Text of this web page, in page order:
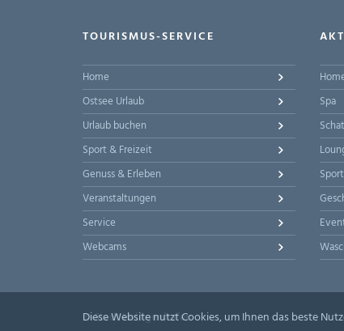
TOURISMUS-SERVICE
Home
Ostsee Urlaub
Urlaub buchen
Sport & Freizeit
Genuss & Erleben
Veranstaltungen
Service
Webcams
Spa
© Stadt Heiligenhafen
Diese Website nutzt Cookies, um Ihnen das beste